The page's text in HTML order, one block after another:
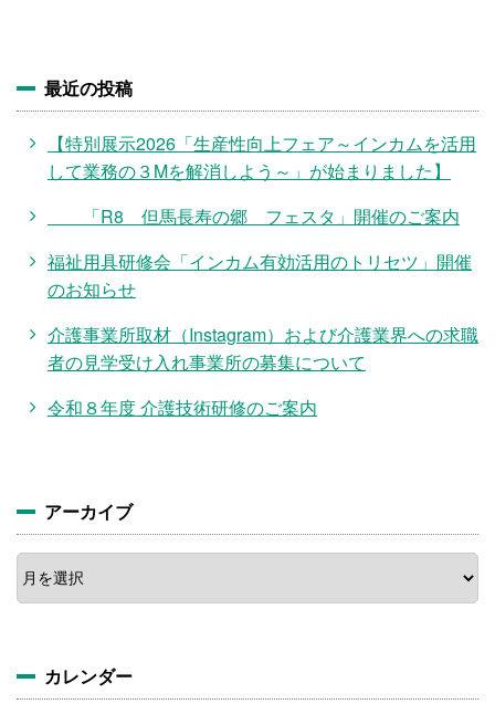
最近の投稿
【特別展示2026「生産性向上フェア～インカムを活用
して業務の３Mを解消しよう～」が始まりました】
「R8 但馬長寿の郷 フェスタ」開催のご案内
福祉用具研修会「インカム有効活用のトリセツ」開催
のお知らせ
介護事業所取材（Instagram）および介護業界への求職
者の見学受け入れ事業所の募集について
令和８年度 介護技術研修のご案内
アーカイブ
ア
ー
カ
カレンダー